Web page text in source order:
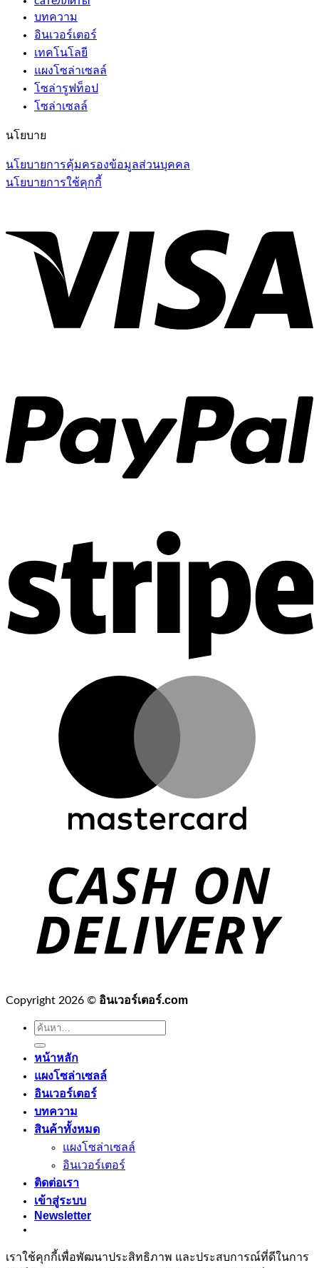
บทความ
อินเวอร์เตอร์
เทคโนโลยี
แผงโซล่าเซลล์
โซล่ารูฟท็อป
โซล่าเซลล์
นโยบาย
นโยบายการคุ้มครองข้อมูลส่วนบุคคล
นโยบายการใช้คุกกี้
Copyright 2026 © อินเวอร์เตอร์.com
ค้นหา:
หน้าหลัก
แผงโซล่าเซลล์
อินเวอร์เตอร์
บทความ
สินค้าทั้งหมด
แผงโซล่าเซลล์
อินเวอร์เตอร์
ติดต่อเรา
เข้าสู่ระบบ
Newsletter
เราใช้คุกกี้เพื่อพัฒนาประสิทธิภาพ และประสบการณ์ที่ดีในการ